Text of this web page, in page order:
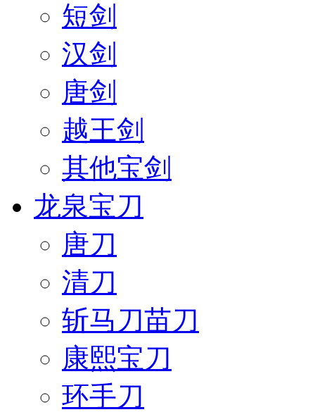
短剑
汉剑
唐剑
越王剑
其他宝剑
龙泉宝刀
唐刀
清刀
斩马刀苗刀
康熙宝刀
环手刀